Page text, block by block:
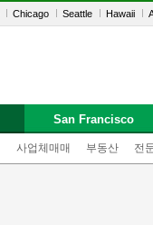
Chicago Seattle Hawaii
사업체매매 부동산 전
San Francisco